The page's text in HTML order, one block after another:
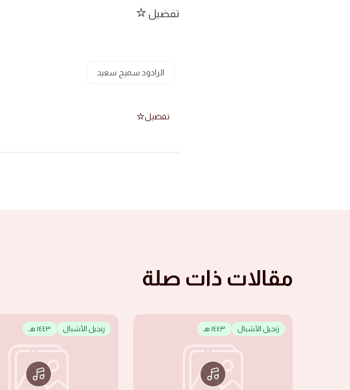
تفضيل
الرادود سميح سعيد
تفضيل
مقالات ذات صلة
زنجيل الأشبال ١٤٤٣ هـ زنجيل الأشبال ١٤٤٣ هـ